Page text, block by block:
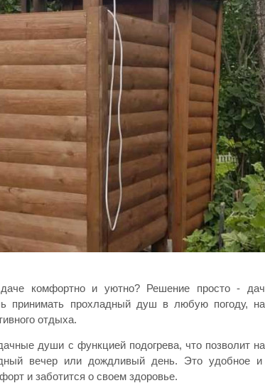
комфортно и уютно? Решение просто -
принимать прохладный душ в любую погоду,
отдыха.
души с функцией подогрева, что позволит
вечер или дождливый день. Это удобное и
и заботится о своем здоровье.